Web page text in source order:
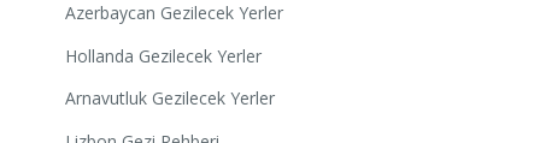
Azerbaycan Gezilecek Yerler
Hollanda Gezilecek Yerler
Arnavutluk Gezilecek Yerler